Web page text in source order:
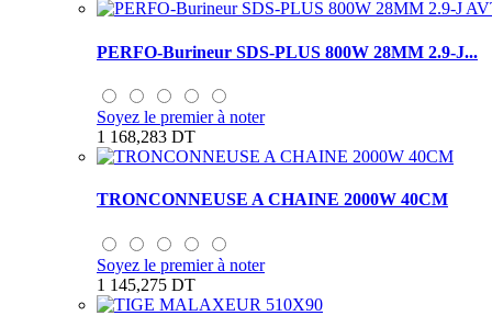
PERFO-Burineur SDS-PLUS 800W 28MM 2.9-J...
Soyez le premier à noter
1 168,283 DT
TRONCONNEUSE A CHAINE 2000W 40CM
Soyez le premier à noter
1 145,275 DT